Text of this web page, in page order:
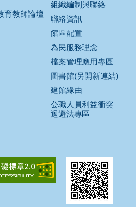
育教師論壇
組織編制與聯絡
聯絡資訊
館區配置
為民服務理念
檔案管理應用專區
圖書館(另開新連結)
建館緣由
公職人員利益衝突
迴避法專區